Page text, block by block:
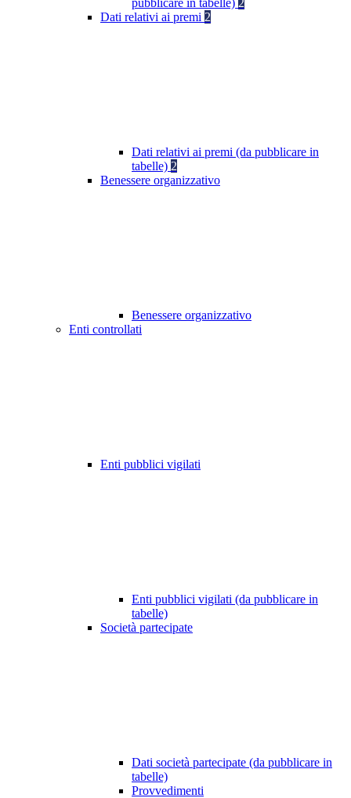
pubblicare in tabelle) 2
Dati relativi ai premi 2
Dati relativi ai premi (da pubblicare in
tabelle) 2
Benessere organizzativo
Benessere organizzativo
Enti controllati
Enti pubblici vigilati
Enti pubblici vigilati (da pubblicare in
tabelle)
Società partecipate
Dati società partecipate (da pubblicare in
tabelle)
Provvedimenti